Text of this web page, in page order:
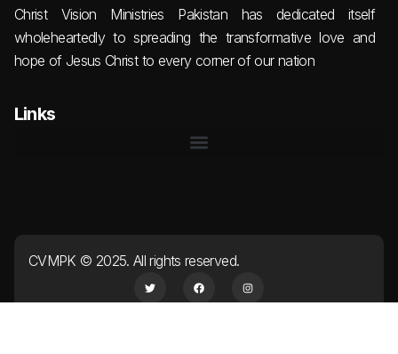
Christ Vision Ministries Pakistan has dedicated itself
wholeheartedly to spreading the transformative love and
hope of Jesus Christ to every corner of our nation
Links
CVMPK © 2025. All rights reserved.​